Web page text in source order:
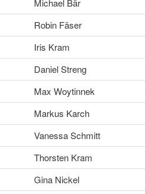
Michael Bär
Robin Fäser
Iris Kram
Daniel Streng
Max Woytinnek
Markus Karch
Vanessa Schmitt
Thorsten Kram
Gina Nickel